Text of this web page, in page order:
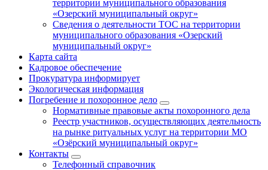
территории муниципального образования
«Озерский муниципальный округ»
Сведения о деятельности ТОС на территории
муниципального образования «Озерский
муниципальный округ»
Карта сайта
Кадровое обеспечение
Прокуратура информирует
Экологическая информация
Погребение и похоронное дело
Нормативные правовые акты похоронного дела
Реестр участников, осуществляющих деятельность
на рынке ритуальных услуг на территории МО
«Озёрский муниципальный округ»
Контакты
Телефонный справочник